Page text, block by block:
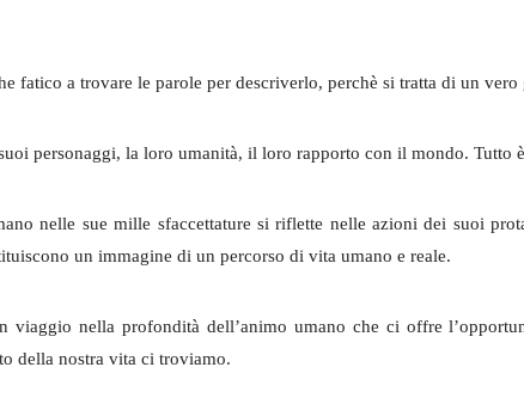
fatico a trovare le parole per descriverlo, perchè si tratta di un
personaggi, la loro umanità, il loro rapporto con il mondo. Tutto
nelle sue mille sfaccettature si riflette nelle azioni dei suoi
un immagine di un percorso di vita umano e reale.
viaggio nella profondità dell’animo umano che ci offre
della nostra vita ci troviamo.